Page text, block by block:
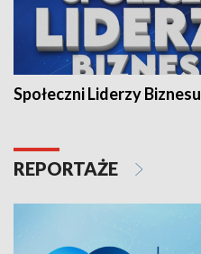
Społeczni Liderzy Biznesu
REPORTAŻE